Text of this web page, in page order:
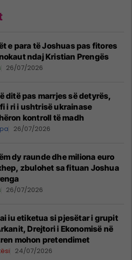
e para të Joshuas pas fitores
ndaj Kristian Prengës
26/07/2026
ditë pas marrjes së detyrës,
i ri i ushtrisë ukrainase
kontroll të madh
26/07/2026
dy raunde dhe miliona euro
zbulohet sa fituan Joshua
26/07/2026
iu etiketua si pjesëtar i grupit
Drejtori i Ekonomisë në
mohon pretendimet
24/07/2026